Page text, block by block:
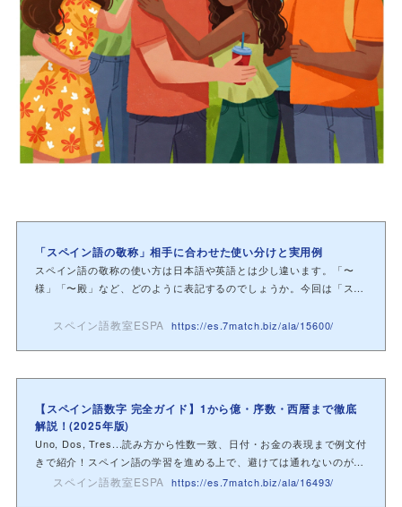
「スペイン語の敬称」相手に合わせた使い分けと実用例
スペイン語の敬称の使い方は日本語や英語とは少し違います。「〜
様」「〜殿」など、どのように表記するのでしょうか。今回は「スペ
スペイン語教室ESPA https://es.7match.biz/ala/15600/
【スペイン語数字 完全ガイド】1から億・序数・西暦まで徹底
解説！(2025年版)
Uno, Dos, Tres...読み方から性数一致、日付・お金の表現まで例文付
きで紹介！スペイン語の学習を進める上で、避けては通れないのが
「数字」の習得...
スペイン語教室ESPA https://es.7match.biz/ala/16493/